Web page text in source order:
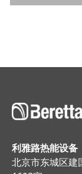
利雅路热能设备
北京市东城区建